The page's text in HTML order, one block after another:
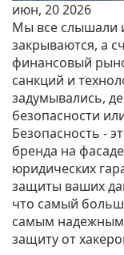
июн, 20 2026
Мы все слышали
закрываются, а
финансовый
санкций и
задумывались,
безопасности
Безопасность -
бренда на
юридических
защиты ваших
что самый
самым надежным.
защиту от